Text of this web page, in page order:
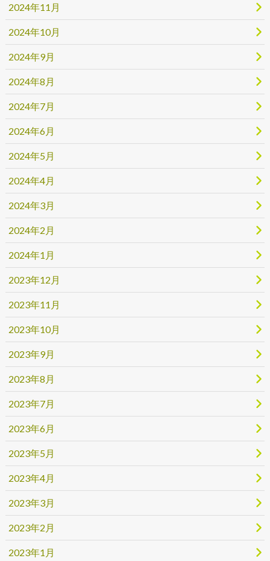
2024年11月
2024年10月
2024年9月
2024年8月
2024年7月
2024年6月
2024年5月
2024年4月
2024年3月
2024年2月
2024年1月
2023年12月
2023年11月
2023年10月
2023年9月
2023年8月
2023年7月
2023年6月
2023年5月
2023年4月
2023年3月
2023年2月
2023年1月